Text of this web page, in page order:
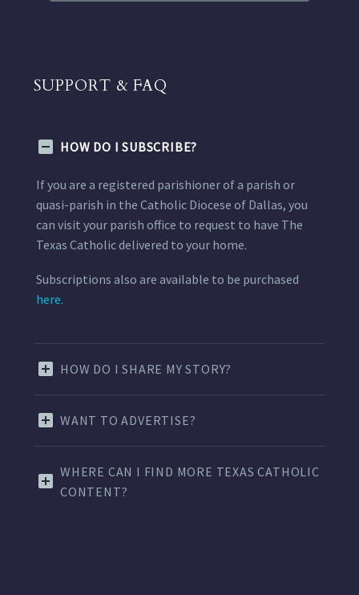
SUPPORT & FAQ
HOW DO I SUBSCRIBE?
If you are a registered parishioner of a parish or
quasi-parish in the Catholic Diocese of Dallas, you
can visit your parish office to request to have The
Texas Catholic delivered to your home.
Subscriptions also are available to be purchased
here.
HOW DO I SHARE MY STORY?
WANT TO ADVERTISE?
WHERE CAN I FIND MORE TEXAS CATHOLIC
CONTENT?